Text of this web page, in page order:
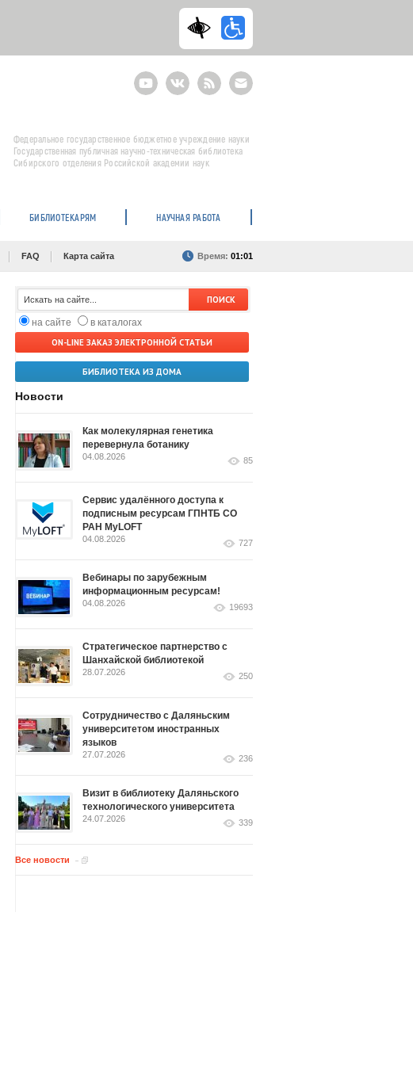
YoutubeВКонтактеRSS
E-
mail
подписка
Федеральное государственное бюджетное учреждение науки
Государственная публичная научно-техническая библиотека
Сибирского отделения Российской академии наук
БИБЛИОТЕКАРЯМ НАУЧНАЯ РАБОТА
FAQ Карта сайта Время: 01:01
на сайте
в каталогах
ON-LINE ЗАКАЗ ЭЛЕКТРОННОЙ СТАТЬИ
БИБЛИОТЕКА ИЗ ДОМА
Новости
Как молекулярная генетика
перевернула ботанику
04.08.2026 85
Сервис удалённого доступа к
подписным ресурсам ГПНТБ СО
РАН MyLOFT
04.08.2026 727
Вебинары по зарубежным
информационным ресурсам!
04.08.2026 19693
Стратегическое партнерство с
Шанхайской библиотекой
28.07.2026 250
Сотрудничество с Даляньским
университетом иностранных
языков
27.07.2026 236
Визит в библиотеку Даляньского
технологического университета
24.07.2026 339
Все новости